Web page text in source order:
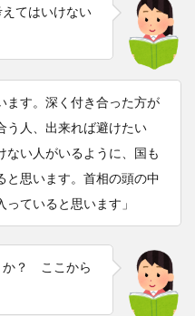
えてはいけない
ます。深く付き合った方が
う人、出来れば避けたい
ない人がいるように、国も
と思います。首相の頭の中
ていると思います」
か？ ここから